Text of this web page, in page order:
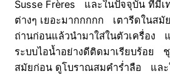
Susse Frères และในปัจจุบัน ที่มีเ
ต่างๆ เยอะมากกกกก เตารีดในสมั
ถ่านก่อนแล้วนำมาใส่ในตัวเครื่อง
ระบบไอน้ำอย่างดีติดมาเรียบร้อย
สมัยก่อน ดูโบราณสมคำร่ำลือ และ